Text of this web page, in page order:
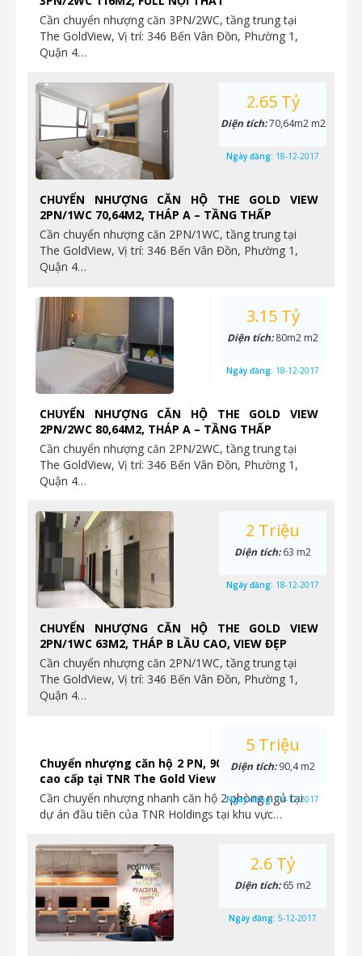
Cần chuyển nhượng căn 3PN/2WC, tầng trung tại
The GoldView, Vị trí: 346 Bến Vân Đồn, Phường 1,
Quận 4…
CHUYỂN NHƯỢNG CĂN HỘ THE GOLD VIEW
2PN/1WC 70,64M2, THÁP A – TẦNG THẤP
Cần chuyển nhượng căn 2PN/1WC, tầng trung tại
The GoldView, Vị trí: 346 Bến Vân Đồn, Phường 1,
Quận 4…
2.65 Tỷ
Diện tích:70,64m2 m2
Ngày đăng: 18-12-2017
CHUYỂN NHƯỢNG CĂN HỘ THE GOLD VIEW
2PN/2WC 80,64M2, THÁP A – TẦNG THẤP
Cần chuyển nhượng căn 2PN/2WC, tầng trung tại
The GoldView, Vị trí: 346 Bến Vân Đồn, Phường 1,
Quận 4…
3.15 Tỷ
Diện tích:80m2 m2
Ngày đăng: 18-12-2017
CHUYỂN NHƯỢNG CĂN HỘ THE GOLD VIEW
2PN/1WC 63M2, THÁP B LẦU CAO, VIEW ĐẸP
Cần chuyển nhượng căn 2PN/1WC, tầng trung tại
The GoldView, Vị trí: 346 Bến Vân Đồn, Phường 1,
Quận 4…
2 Triệu
Diện tích:63 m2
Ngày đăng: 18-12-2017
Chuyển nhượng căn hộ 2 PN, 90.4m2, hoàn thiện
cao cấp tại TNR The Gold View
Cần chuyển nhượng nhanh căn hộ 2 phòng ngủ tại
dự án đầu tiên của TNR Holdings tại khu vực…
5 Triệu
Diện tích:90,4 m2
Ngày đăng:14-12-2017
2.6 Tỷ
Diện tích:65 m2
Ngày đăng: 5-12-2017